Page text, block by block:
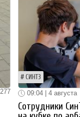
277
СИНТЗ
09:04 | 4 августа
Сотрудники